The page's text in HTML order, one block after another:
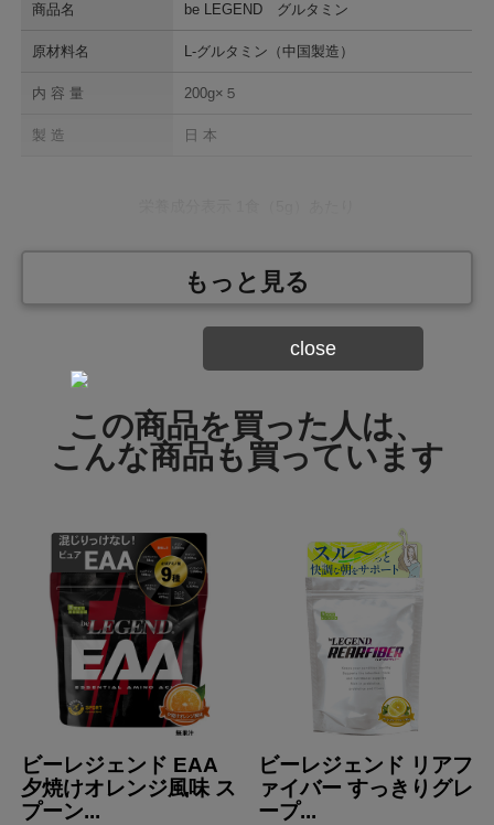
商品名 be LEGEND グルタミン
原材料名 L-グルタミン（中国製造）
内 容 量 200g×５
製 造 日 本
たんぱく質 5.0g
炭水化物
食塩相当量 0.0g
本製品に含まれるア
レルギー物質
(特定原材料等28品
目中)
該当なし
特記事項
本製品工場ではさば,牛肉,鶏肉,豚肉,ゼラチン,バナナ,りんご,
大豆,やまいも,ごま,アーモンドを含む製品を生産していま
す。
ただし、商品の製造毎に製造設備の洗浄を実施し、コンタミ
もっと見る
この商品を買った人は、
こんな商品も買っています
ビーレジェンド EAA
夕焼けオレンジ風味 ス
プーン...
ビーレジェンド リアフ
ァイバー すっきりグレ
ープ...
close